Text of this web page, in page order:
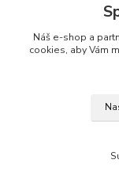
ks
bez
Náš e-shop a
cookies, aby Vám